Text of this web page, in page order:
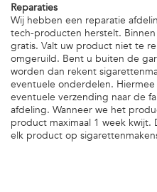
Reparaties
Wij hebben een reparatie
tech-producten herstelt.
gratis. Valt uw product niet te
omgeruild. Bent u buiten de
worden dan rekent
eventuele onderdelen.
eventuele verzending naar de
afdeling. Wanneer we het
product maximaal 1 week kwijt.
elk product op